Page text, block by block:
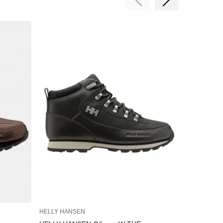
HELLY HANSEN